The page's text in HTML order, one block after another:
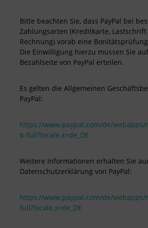
Bitte beachten Sie, dass PayPal bei
Zahlungsarten (Kreditkarte,
Rechnung) vorab eine
Die Einwilligung hierzu müssen Sie
Bezahlseite von PayPal erteilen.
Es gelten die Allgemeinen
PayPal:
https://www.paypal.com/de/
b-full?locale.x=de_DE
Weitere Informationen erhalten Sie
Datenschutzerklärung von PayPal:
https://www.paypal.com/de/
full?locale.x=de_DE